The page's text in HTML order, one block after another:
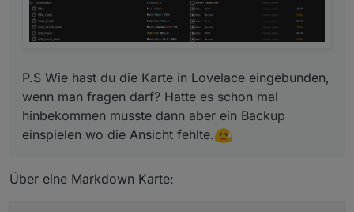
P.S Wie hast du die Karte in Lovelace eingebunden,
wenn man fragen darf? Hatte es schon mal
hinbekommen musste dann aber ein Backup
einspielen wo die Ansicht fehlte.
Über eine Markdown Karte: